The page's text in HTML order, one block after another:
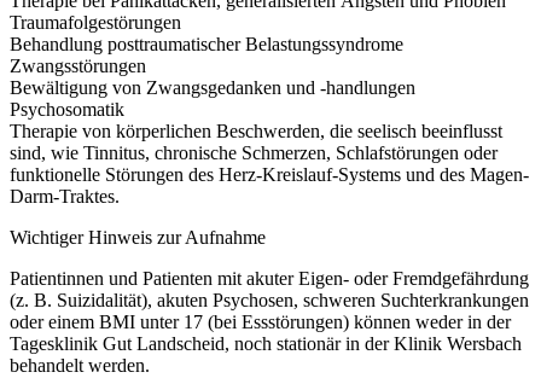
Traumafolgestörungen
Behandlung posttraumatischer Belastungssyndrome
Zwangsstörungen
Bewältigung von Zwangsgedanken und -handlungen
Psychosomatik
Therapie von körperlichen Beschwerden, die seelisch beeinflusst
sind, wie Tinnitus, chronische Schmerzen, Schlafstörungen oder
funktionelle Störungen des Herz-Kreislauf-Systems und des Magen-
Darm-Traktes.
Wichtiger Hinweis zur Aufnahme
Patientinnen und Patienten mit akuter Eigen- oder Fremdgefährdung
(z. B. Suizidalität), akuten Psychosen, schweren Suchterkrankungen
oder einem BMI unter 17 (bei Essstörungen) können weder in der
Tagesklinik Gut Landscheid, noch stationär in der Klinik Wersbach
behandelt werden.